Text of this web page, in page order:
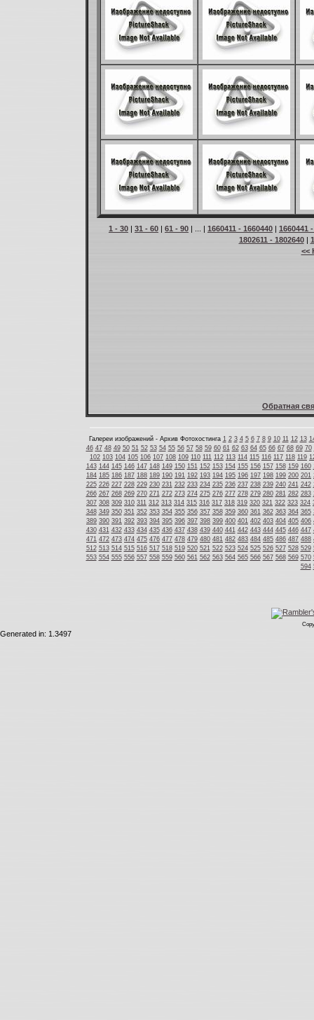
1 - 30 | 31 - 60 | 61 - 90 | ... | 1660411 - 1660440 | 1660441
1802611 - 1802640|
<<
Обратная
Галереи изображений - Архив Фотохостинга 1 2 3 4 5 6 7 8 9 10 11 12 13
46 47 48 49 50 51 52 53 54 55 56 57 58 59 60 61 62 63 64 65 66 67 68 69 70
102 103 104 105 106 107 108 109 110 111 112 113 114 115 116 117 118 119
143 144 145 146 147 148 149 150 151 152 153 154 155 156 157 158 159 160
184 185 186 187 188 189 190 191 192 193 194 195 196 197 198 199 200 201
225 226 227 228 229 230 231 232 233 234 235 236 237 238 239 240 241 242
266 267 268 269 270 271 272 273 274 275 276 277 278 279 280 281 282 283
307 308 309 310 311 312 313 314 315 316 317 318 319 320 321 322 323 324
348 349 350 351 352 353 354 355 356 357 358 359 360 361 362 363 364 365
389 390 391 392 393 394 395 396 397 398 399 400 401 402 403 404 405 406
430 431 432 433 434 435 436 437 438 439 440 441 442 443 444 445 446 447
471 472 473 474 475 476 477 478 479 480 481 482 483 484 485 486 487 488
512 513 514 515 516 517 518 519 520 521 522 523 524 525 526 527 528 529
553 554 555 556 557 558 559 560 561 562 563 564 565 566 567 568 569 570
594
Generated in: 1.3497